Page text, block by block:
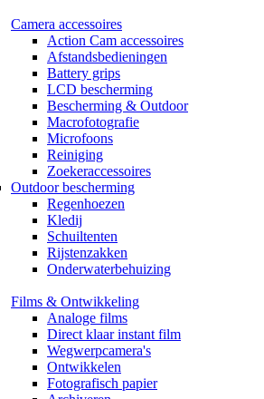
Camera accessoires
Action Cam accessoires
Afstandsbedieningen
Battery grips
LCD bescherming
Bescherming & Outdoor
Macrofotografie
Microfoons
Reiniging
Zoekeraccessoires
Outdoor bescherming
Regenhoezen
Kledij
Schuiltenten
Rijstenzakken
Onderwaterbehuizing
Films & Ontwikkeling
Analoge films
Direct klaar instant film
Wegwerpcamera's
Ontwikkelen
Fotografisch papier